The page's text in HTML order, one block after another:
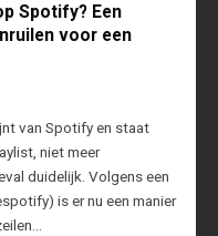
Spotify? Een
voor een
van Spotify en staat
niet meer
duidelijk. Volgens een
is er nu een manier